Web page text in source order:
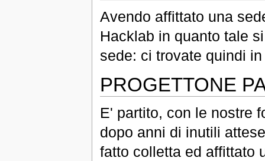
Avendo affittato una
Hacklab in quanto tale
sede: ci trovate quindi
PROGETTONE
E' partito, con le nostre
dopo anni di inutili
fatto colletta ed affittato